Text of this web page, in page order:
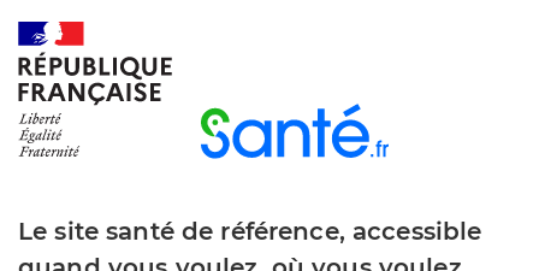
Le site santé de référence, accessible